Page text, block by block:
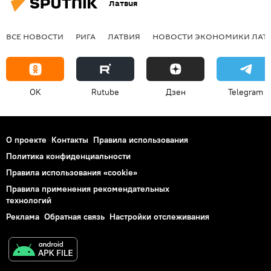
Латвия
ВСЕ НОВОСТИ РИГА ЛАТВИЯ НОВОСТИ ЭКОНОМИКИ
OK Rutube Дзен Telegram
О проекте Контакты Правила использования
Политика конфиденциальности
Правила использования «cookie»
Правила применения рекомендательных
технологий
Реклама Обратная связь Настройки отслеживания